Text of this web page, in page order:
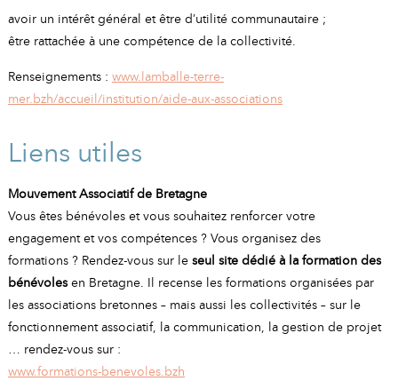
avoir un intérêt général et être d’utilité communautaire ;
être rattachée à une compétence de la collectivité.
Renseignements : www.lamballe-terre-
mer.bzh/accueil/institution/aide-aux-associations
Liens utiles
Mouvement Associatif de Bretagne
Vous êtes bénévoles et vous souhaitez renforcer votre
engagement et vos compétences ? Vous organisez des
formations ? Rendez-vous sur le seul site dédié à la formation des
bénévolesen Bretagne. Il recense les formations organisées par
les associations bretonnes – mais aussi les collectivités – sur le
fonctionnement associatif, la communication, la gestion de projet
… rendez-vous sur :
www.formations-benevoles.bzh